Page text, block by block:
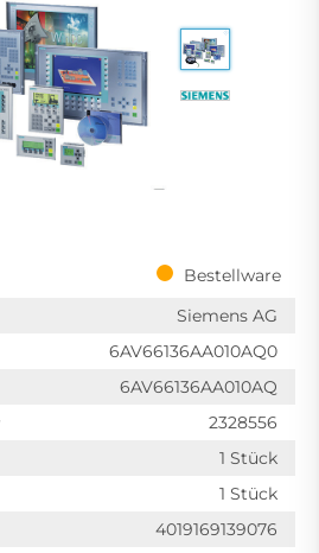
Bestellware
Siemens AG
6AV66136AA010AQ0
6AV66136AA010AQ
2328556
1 Stück
1 Stück
4019169139076